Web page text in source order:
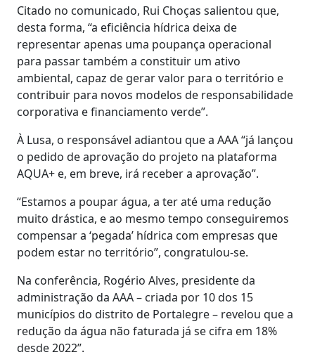
Citado no comunicado, Rui Choças salientou que,
desta forma, “a eficiência hídrica deixa de
representar apenas uma poupança operacional
para passar também a constituir um ativo
ambiental, capaz de gerar valor para o território e
contribuir para novos modelos de responsabilidade
corporativa e financiamento verde”.
À Lusa, o responsável adiantou que a AAA “já lançou
o pedido de aprovação do projeto na plataforma
AQUA+ e, em breve, irá receber a aprovação”.
“Estamos a poupar água, a ter até uma redução
muito drástica, e ao mesmo tempo conseguiremos
compensar a ‘pegada’ hídrica com empresas que
podem estar no território”, congratulou-se.
Na conferência, Rogério Alves, presidente da
administração da AAA – criada por 10 dos 15
municípios do distrito de Portalegre – revelou que a
redução da água não faturada já se cifra em 18%
desde 2022”.